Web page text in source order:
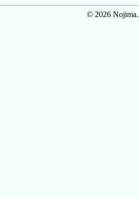
© 2026 Nojima.